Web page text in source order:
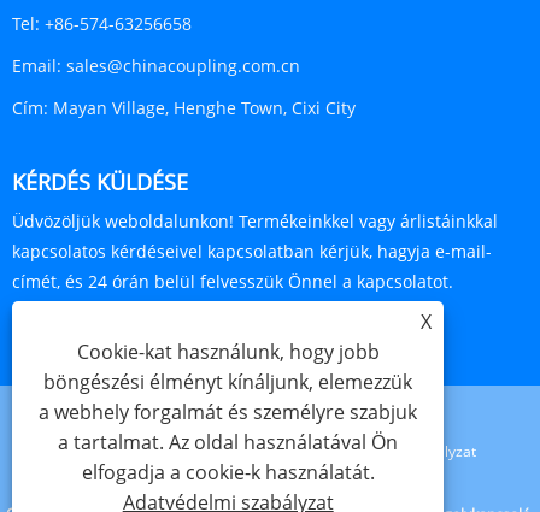
Tel: +86-574-63256658
Email: sales@chinacoupling.com.cn
Cím: Mayan Village, Henghe Town, Cixi City
KÉRDÉS KÜLDÉSE
Üdvözöljük weboldalunkon! Termékeinkkel vagy árlistáinkkal
kapcsolatos kérdéseivel kapcsolatban kérjük, hagyja e-mail-
címét, és 24 órán belül felvesszük Önnel a kapcsolatot.
Links Sitemap RSS XML Adatvédelmi szabályzat
X
Cookie-kat használunk, hogy jobb
böngészési élményt kínáljunk, elemezzük
a webhely forgalmát és személyre szabjuk
a tartalmat. Az oldal használatával Ön
elfogadja a cookie-k használatát.
Adatvédelmi szabályzat